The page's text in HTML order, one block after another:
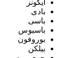
ايكونز
بادى
باسى
باسيوس
بوروفون
بيلكن